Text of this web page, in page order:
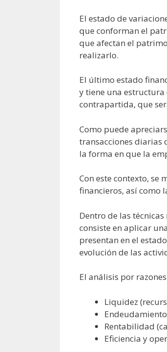
El estado de
que conforman el
que afectan el
realizarlo.
El último estado
y tiene una estructura
contrapartida, que
Como puede
transacciones diarias
la forma en que la
Con este contexto, se
financieros, así como
Dentro de las
consiste en aplicar
presentan en el
evolución de las
El análisis por
Liquidez
Rentabilidad
Eficiencia y